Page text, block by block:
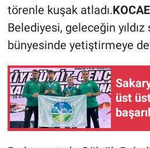
törenle kuşak atladı.
Belediyesi, geleceğin yıldız
bünyesinde yetiştirmeye
üst